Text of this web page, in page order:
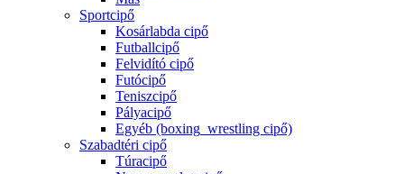
Sportcipő
Kosárlabda cipő
Futballcipő
Felvidító cipő
Futócipő
Teniszcipő
Pályacipő
Egyéb (boxing_wrestling cipő)
Szabadtéri cipő
Túracipő